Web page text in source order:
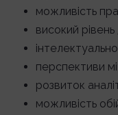
можливість
високий
перспективи
розвиток
можливість